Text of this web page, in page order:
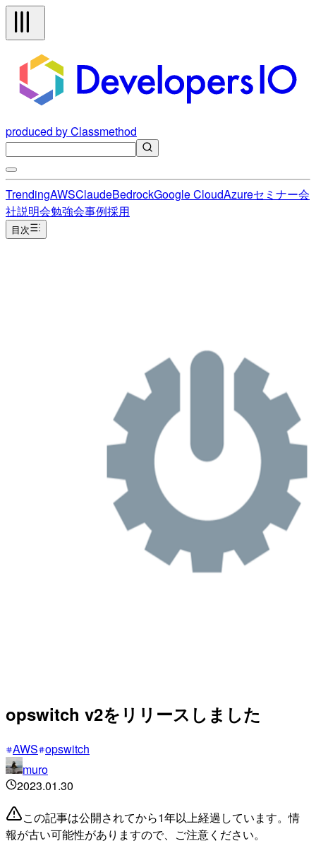
produced by Classmethod
TrendingAWSClaudeBedrockGoogle CloudAzureセミナー会
社説明会勉強会事例採用
目次
opswitch v2をリリースしました
AWS opswitch
muro
2023.01.30
この記事は公開されてから1年以上経過しています。情
報が古い可能性がありますので、ご注意ください。